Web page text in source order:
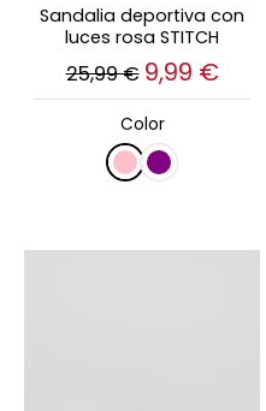
Sandalia deportiva con
luces rosa STITCH
25,99 € 9,99 €
Color